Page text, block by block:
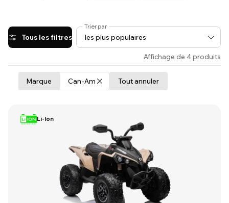
Tous les filtres
Trier par
Affichage de 4 produits
Tout annuler
Marque Can-Am
Li-Ion